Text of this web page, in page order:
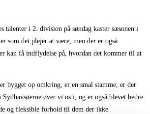
talenter i 2. division på søndag kaster sæsonen i
som det plejer at være, men der er også
kan få indflydelse på, hvordan det kommer til at
bygget op omkring, er en smal stamme, er der
øver vi os i, og er også blevet bedre
og fleksible forhold til dem der ikke